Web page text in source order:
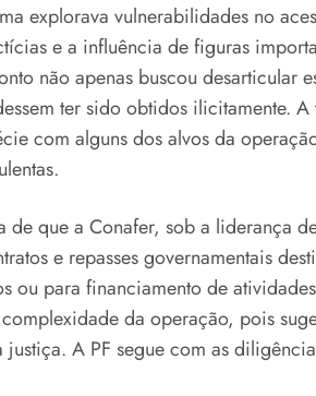
explorava vulnerabilidades no
e a influência de figuras
não apenas buscou desarticular
ter sido obtidos ilicitamente.
com alguns dos alvos da
de que a Conafer, sob a liderança
e repasses governamentais
ou para financiamento de
da operação, pois
A PF segue com as